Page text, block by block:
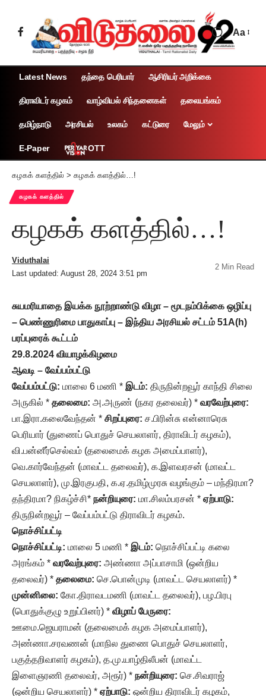
Aa
Latest News தந்தை பெரியார் ஆசிரியர் அறிக்கை
திராவிடர் கழகம் வாழ்வியல் சிந்தனைகள் தலையங்கம்
தமிழ்நாடு அரசியல் உலகம் கட்டுரை மேலும்
E-Paper OTT
கழகக் களத்தில் > கழகக் களத்தில்…!
கழகக் களத்தில்
கழகக் களத்தில்…!
Last updated: August 28, 2024 3:51 pm
Viduthalai
2 Min Read
சுயமரியாதை இயக்க நூற்றாண்டு விழா – மூடநம்பிக்கை ஒழிப்பு
– பெண்ணுரிமை பாதுகாப்பு – இந்திய அரசியல் சட்டம் 51A(h)
பரப்புரைக் கூட்டம்
29.8.2024 வியாழக்கிழமை
ஆவடி – வேப்பம்பட்டு
வேப்பம்பட்டு: மாலை 6 மணி * இடம்: திருநின்றவூர் காந்தி சிலை
அருகில் * தலைமை: அ.அருண் (நகர தலைவர்) * வரவேற்புரை:
பா.இரா‌.கலைவேந்தன் * சிறப்புரை: ச.பிரின்சு என்னாரெசு
பெரியார் (துணைப் பொதுச் செயலாளர், திராவிடர் கழகம்),
வி.பன்னீர்செல்வம் (தலைமைக் கழக அமைப்பாளர்),
வெ.கார்வேந்தன் (மாவட்ட தலைவர்), க.இளவரசன் (மாவட்ட
செயலாளர்), மு.இரகுபதி, க.ஏ.தமிழ்முரசு வழங்கும் – மந்திரமா?
தந்திரமா? நிகழ்ச்சி* நன்றியுரை: மா.சிலம்பரசன் * ஏற்பாடு:
திருநின்றவூர் – வேப்பம்பட்டு திராவிடர் கழகம்.
நொச்சிப்பட்டி
நொச்சிப்பட்டி: மாலை 5 மணி * இடம்: நொச்சிப்பட்டி கலை
அரங்கம் * வரவேற்புரை: அண்ணா அப்பாசாமி (ஒன்றிய
தலைவர்) * தலைமை: செ.பொன்முடி (மாவட்ட செயலாளர்) *
முன்னிலை: கோ.திராவடமணி (மாவட்ட தலைவர்), பழ.பிரபு
(பொதுக்குழு உறுப்பினர்) * விழாப் பேருரை:
ஊமை.ஜெயராமன் (தலைமைக் கழக அமைப்பாளர்),
அண்ணா.சரவணன் (மாநில துணை பொதுச் செயலாளர்,
பகுத்தறிவாளர் கழகம்), த.மு.யாழ்திலீபன் (மாவட்ட
இளைஞரணி தலைவர், அரூர்) * நன்றியுரை: செ.சிவராஜ்
(ஒன்றிய செயலாளர்) * ஏற்பாடு: ஒன்றிய திராவிடர் கழகம்,